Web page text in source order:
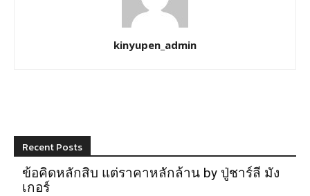
kinyupen_admin
Recent Posts
ข้อคิดหลักสิบ แต่ราคาหลักล้าน by ปู่ชาร์ลี มัง
เกอร์